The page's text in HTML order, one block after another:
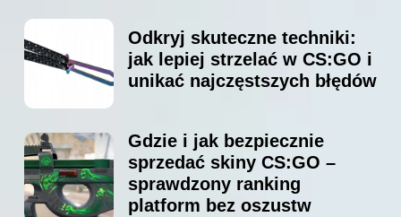
Odkryj skuteczne techniki:
jak lepiej strzelać w CS:GO i
unikać najczęstszych błędów
Gdzie i jak bezpiecznie
sprzedać skiny CS:GO –
sprawdzony ranking
platform bez oszustw